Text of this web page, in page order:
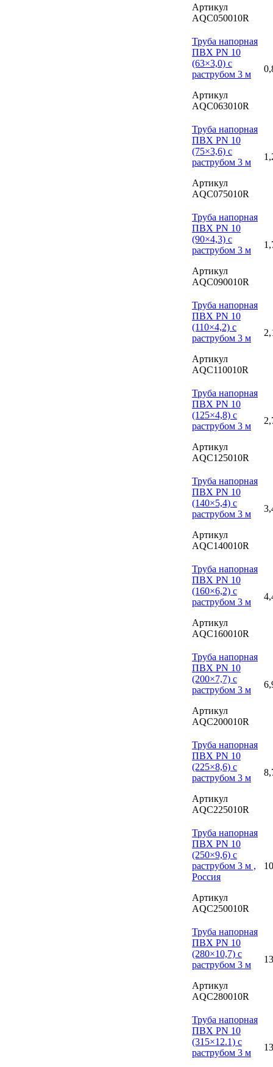
Артикул
AQC050010R
Труба напорная
ПВХ PN 10
(63×3,0) с
раструбом 3 м
Артикул
AQC063010R
Труба напорная
ПВХ PN 10
(75×3,6) с
раструбом 3 м
Артикул
AQC075010R
Труба напорная
ПВХ PN 10
(90×4,3) с
раструбом 3 м
Артикул
AQC090010R
Труба напорная
ПВХ PN 10
(110×4,2) с
раструбом 3 м
Артикул
AQC110010R
Труба напорная
ПВХ PN 10
(125×4,8) с
раструбом 3 м
Артикул
AQC125010R
Труба напорная
ПВХ PN 10
(140×5,4) с
раструбом 3 м
Артикул
AQC140010R
Труба напорная
ПВХ PN 10
(160×6,2) с
раструбом 3 м
Артикул
AQC160010R
Труба напорная
ПВХ PN 10
(200×7,7) с
раструбом 3 м
Артикул
AQC200010R
Труба напорная
ПВХ PN 10
(225×8,6) с
раструбом 3 м
Артикул
AQC225010R
Труба напорная
ПВХ PN 10
(250×9,6) с
раструбом 3 м ,
Россия
Артикул
AQC250010R
Труба напорная
ПВХ PN 10
(280×10,7) с
раструбом 3 м
Артикул
AQC280010R
Труба напорная
ПВХ PN 10
(315×12.1) с
раструбом 3 м